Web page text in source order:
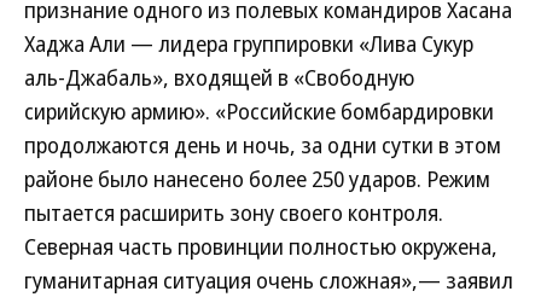
признание одного из полевых командиров Хасана
Хаджа Али — лидера группировки «Лива Сукур
аль-Джабаль», входящей в «Свободную
сирийскую армию». «Российские бомбардировки
продолжаются день и ночь, за одни сутки в этом
районе было нанесено более 250 ударов. Режим
пытается расширить зону своего контроля.
Северная часть провинции полностью окружена,
гуманитарная ситуация очень сложная»,— заявил